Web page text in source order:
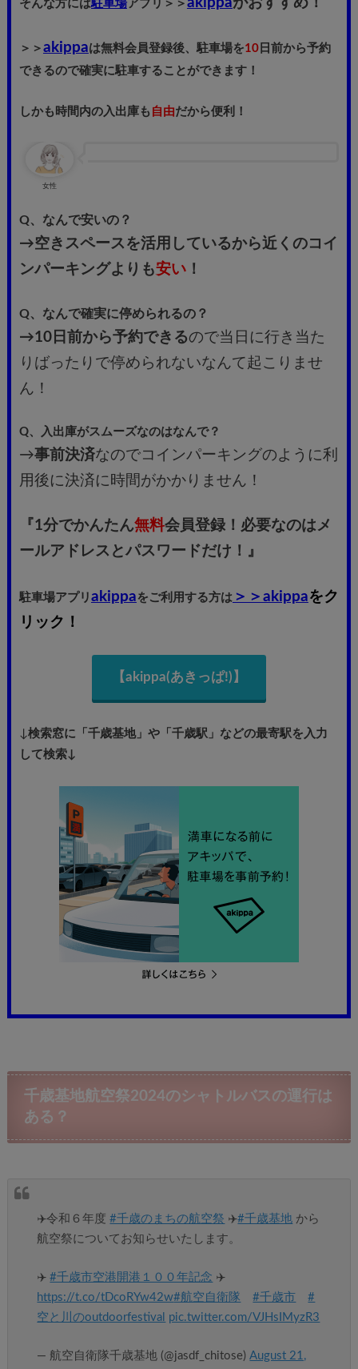
そんな方には駐車場アプリ＞＞
＞＞ akippaは無料会員登録後、駐車場を10日前から予約
できるので確実に駐車することができます！
しかも時間内の入出庫も 自由だから便利！
女性
Q、なんで安いの？
→空きスペースを活用しているから近くのコイ
ンパーキングよりも安い！
Q、なんで確実に停められるの？
→10日前から予約できるので当日に行き当た
りばったりで停められないなんて起こりませ
ん！
Q、入出庫がスムーズなのはなんで？
→事前決済なのでコインパーキングのように利
用後に決済に時間がかかりません！
『1分でかんたん無料会員登録！必要なのはメ
ールアドレスとパスワードだけ！』
駐車場アプリ akippa をご利用する方は ＞＞akippaをク
リック！
【akippa(あきっぱ!)】
↓検索窓に「千歳基地」や「千歳駅」などの最寄駅を入力
して検索↓
千歳基地航空祭2024のシャトルバスの運行は
ある？
✈️令和６年度#千歳のまちの航空祭 ✈️#千歳基地 から
航空祭についてお知らせいたします。
✈️#千歳市空港開港１００年記念 ✈️
https://t.co/tDcoRYw42w#航空自衛隊 #千歳市
#
空と川のoutdoorfestival pic.twitter.com/VJHsIMyzR3
— 航空自衛隊千歳基地 (@jasdf_chitose)August 21,